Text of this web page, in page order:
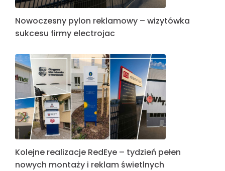
Nowoczesny pylon reklamowy – wizytówka
sukcesu firmy electrojac
Kolejne realizacje RedEye – tydzień pełen
nowych montaży i reklam świetlnych